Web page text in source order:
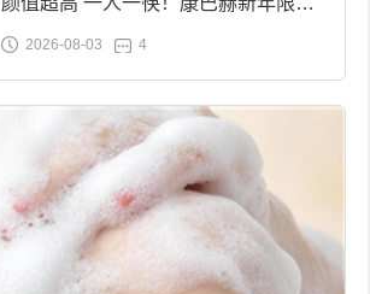
合金筷子大促：19.9元
2026-08-03 4